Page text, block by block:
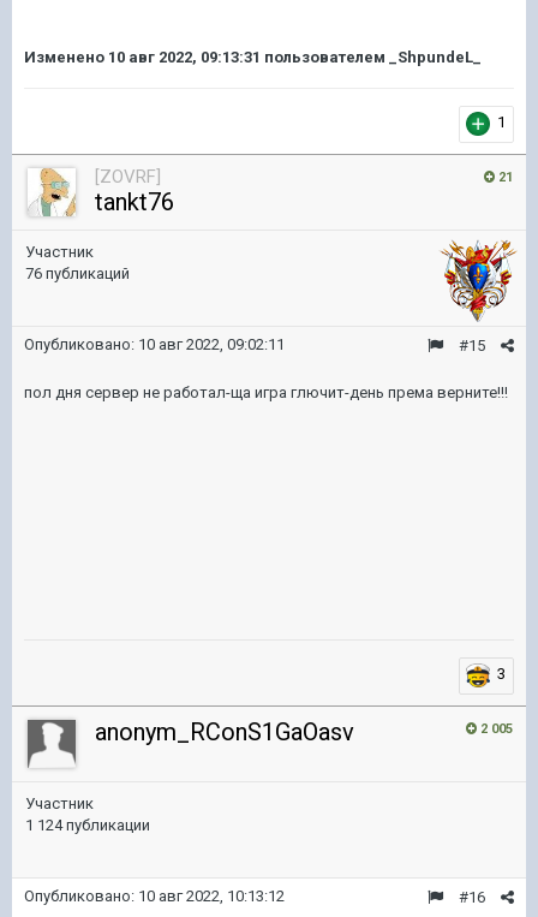
Изменено 10 авг 2022, 09:13:31 пользователем _ShpundeL_
1
21
[ZOVRF]
tankt76
Участник
76 публикаций
#15
Опубликовано: 10 авг 2022, 09:02:11
пол дня сервер не работал-ща игра глючит-день према верните!!!
3
2 005
anonym_RConS1GaOasv
Участник
1 124 публикации
#16
Опубликовано: 10 авг 2022, 10:13:12